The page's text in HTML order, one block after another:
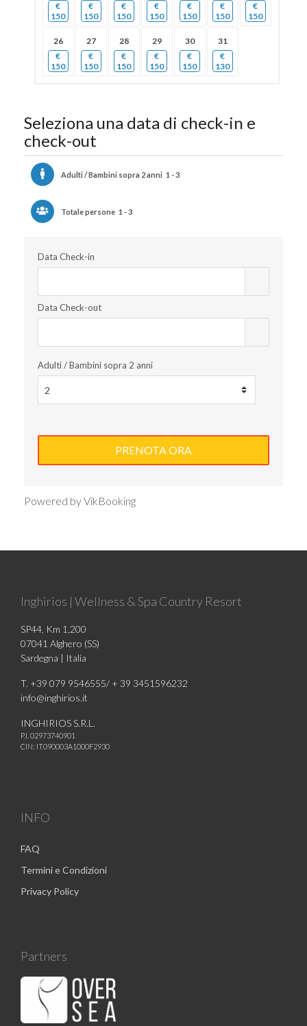
€
150
€
150
€
150
€
150
€
150
€
150
€
150
26
€
150
27
€
150
28
€
150
29
€
150
30
€
150
31
€
130
Seleziona una data di check-in e
check-out
Adulti / Bambini sopra 2 anni 1 - 3
Totale persone 1 - 3
Data Check-in
Data Check-out
Adulti / Bambini sopra 2 anni
Powered by VikBooking
Inghirios | Wellness & Spa Country Resort
SP44, Km 1,200
07041 Alghero (SS)
Sardegna | Italia
T. +39 079 9546555/ + 39 3451596232
info@inghirios.it
INGHIRIOS S.R.L.
P.I. 02973740901
CIN: IT090003A1000F2930
INFO
FAQ
Termini e Condizioni
Privacy Policy
Partners